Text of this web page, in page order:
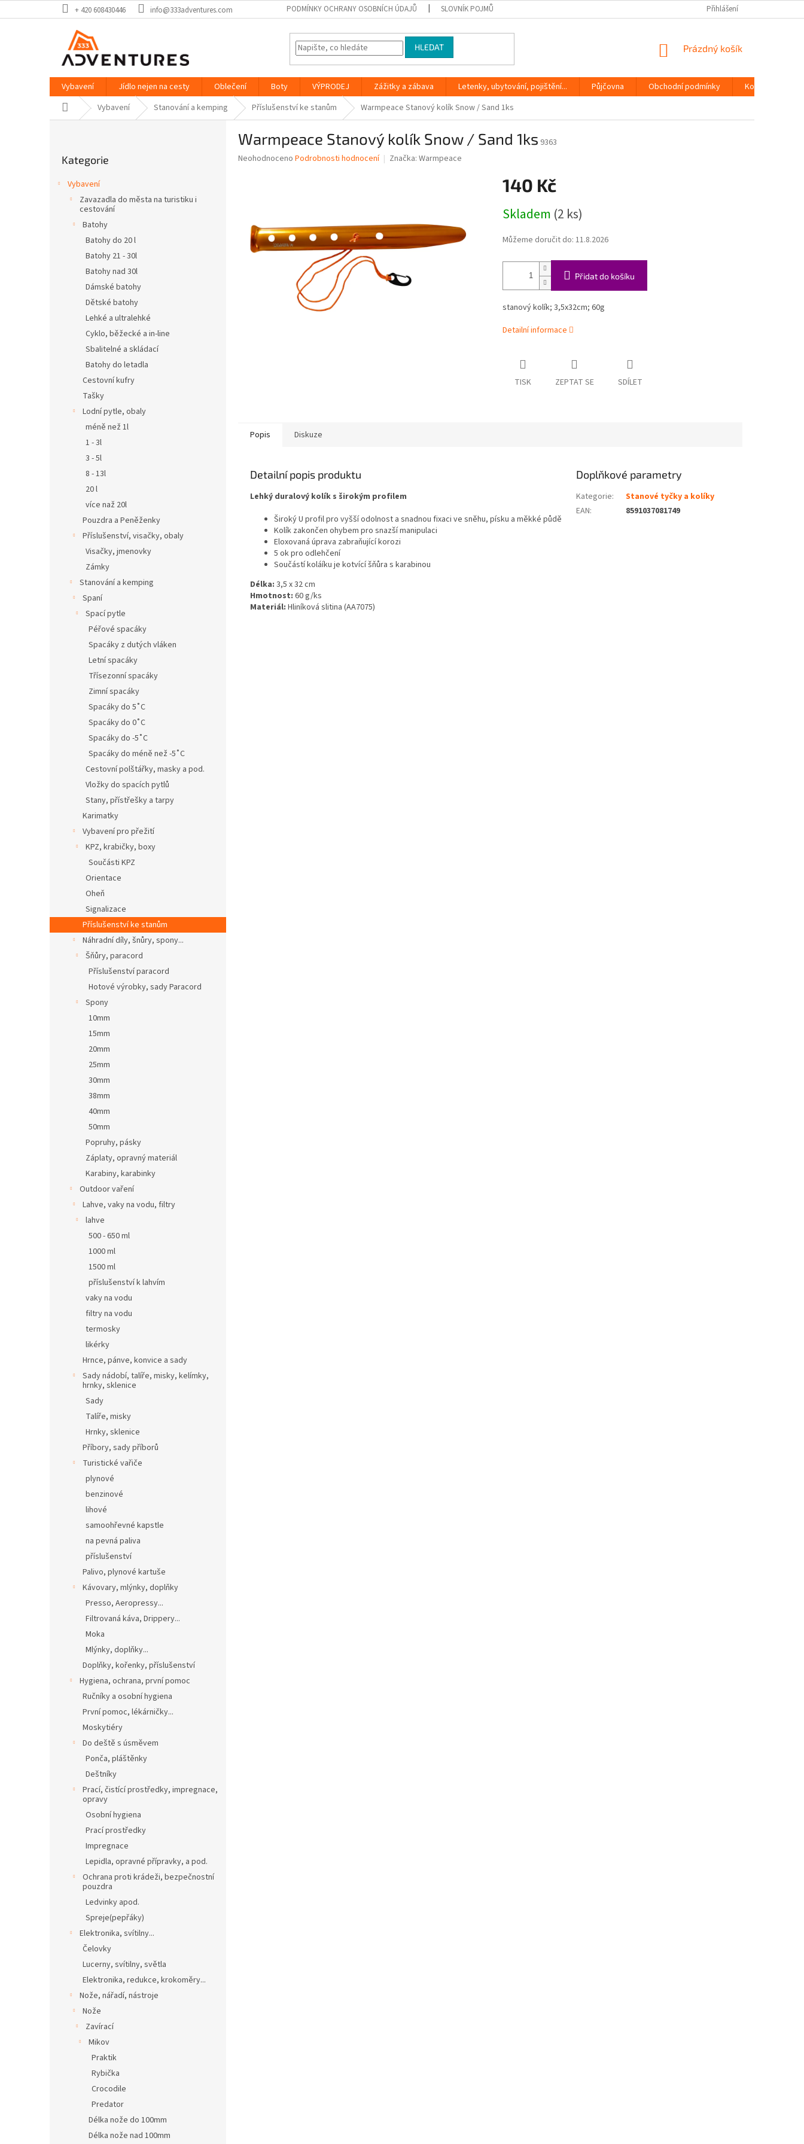
na
+ 420 608430446 info@333adventures.com PODMÍNKY OCHRANY OSOBNÍCH ÚDAJŮ SLOVNÍK POJMŮ Přihlášení
HLEDAT
NÁKUPNÍ
Prázdný košík
Vybavení Jídlo nejen na cesty Oblečení Boty VÝPRODEJ Zážitky a zábava Letenky, ubytování, pojištění... Půjčovna Obchodní podmínky
Kontakty
Domů Vybavení Stanování a kemping Příslušenství ke stanům Warmpeace Stanový kolík Snow / Sand 1ks
kategorie
Kategorie
Vybavení
Zavazadla do města na turistiku i
cestování
Batohy
Batohy do 20 l
Batohy 21 - 30l
Batohy nad 30l
Dámské batohy
Dětské batohy
Lehké a ultralehké
Cyklo, běžecké a in-line
Sbalitelné a skládací
Batohy do letadla
Cestovní kufry
Tašky
Lodní pytle, obaly
méně než 1l
1 - 3l
3 - 5l
8 - 13l
20 l
více naž 20l
Pouzdra a Peněženky
Příslušenství, visačky, obaly
Visačky, jmenovky
Zámky
Stanování a kemping
Spaní
Spací pytle
Péřové spacáky
Spacáky z dutých vláken
Letní spacáky
Třísezonní spacáky
Zimní spacáky
Spacáky do 5˚C
Spacáky do 0˚C
Spacáky do -5˚C
Spacáky do méně než -5˚C
Cestovní polštářky, masky a pod.
Vložky do spacích pytlů
Stany, přístřešky a tarpy
Karimatky
Vybavení pro přežití
KPZ, krabičky, boxy
Součásti KPZ
Orientace
Oheň
Signalizace
Příslušenství ke stanům
Náhradní díly, šnůry, spony...
Šňůry, paracord
Příslušenství paracord
Hotové výrobky, sady Paracord
Spony
10mm
15mm
20mm
25mm
30mm
38mm
40mm
50mm
Popruhy, pásky
Záplaty, opravný materiál
Karabiny, karabinky
Outdoor vaření
Lahve, vaky na vodu, filtry
lahve
500 - 650 ml
1000 ml
1500 ml
příslušenství k lahvím
vaky na vodu
filtry na vodu
termosky
likérky
Hrnce, pánve, konvice a sady
Sady nádobí, talíře, misky, kelímky,
hrnky, sklenice
Sady
Talíře, misky
Hrnky, sklenice
Příbory, sady příborů
Turistické vařiče
plynové
benzinové
lihové
samoohřevné kapstle
na pevná paliva
příslušenství
Palivo, plynové kartuše
Kávovary, mlýnky, doplňky
Presso, Aeropressy...
Filtrovaná káva, Drippery...
Moka
Mlýnky, doplňky...
Doplňky, kořenky, příslušenství
Hygiena, ochrana, první pomoc
Ručníky a osobní hygiena
První pomoc, lékárničky...
Moskytiéry
Do deště s úsměvem
Ponča, pláštěnky
Deštníky
Prací, čistící prostředky, impregnace,
opravy
Osobní hygiena
Prací prostředky
Impregnace
Lepidla, opravné přípravky, a pod.
Ochrana proti krádeži, bezpečnostní
pouzdra
Ledvinky apod.
Spreje(pepřáky)
Elektronika, svítilny...
Čelovky
Lucerny, svítilny, světla
Elektronika, redukce, krokoměry...
Nože, nářadí, nástroje
Nože
Zavírací
Mikov
Praktik
Rybička
Crocodile
Predator
Délka nože do 100mm
Délka nože nad 100mm
Warmpeace Stanový kolík Snow / Sand 1ks 9363
Průměrné
hvězdiček.
Neohodnoceno Podrobnosti hodnocení Značka: Warmpeace
140 Kč
cena:
Skladem (2 ks)
Můžeme doručit do: 11.8.2026
Přidat do košíku
stanový kolík; 3,5x32cm; 60g
Detailní informace
TISK ZEPTAT SE SDÍLET
Popis Diskuze
Detailní popis produktu
Lehký duralový kolík s širokým profilem
Široký U profil pro vyšší odolnost a snadnou fixaci ve sněhu, písku a měkké půdě
Kolík zakončen ohybem pro snazší manipulaci
Eloxovaná úprava zabraňující korozi
5 ok pro odlehčení
Součástí koláíku je kotvící šňůra s karabinou
Délka: 3,5 x 32 cm
Hmotnost: 60 g/ks
Materiál: Hliníková slitina (AA7075)
Doplňkové parametry
Kategorie:
Stanové tyčky a kolíky
EAN: 8591037081749